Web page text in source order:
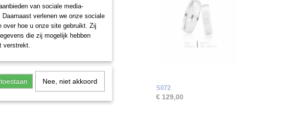
S072
€ 129,00
van sociale media-
verlenen we onze sociale
over hoe u onze site gebruikt. Zij
die zij mogelijk hebben
verstrekt.
Nee, niet akkoord